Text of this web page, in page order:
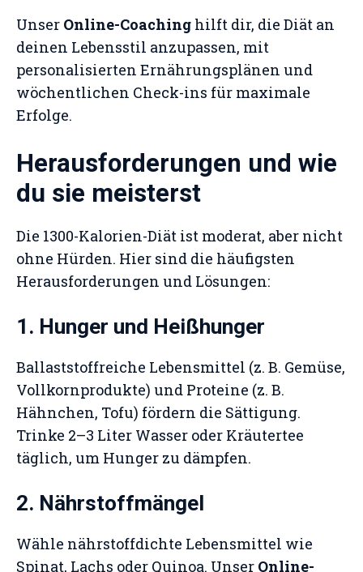
Unser Online-Coaching hilft dir, die Diät an
deinen Lebensstil anzupassen, mit
personalisierten Ernährungsplänen und
wöchentlichen Check-ins für maximale
Erfolge.
Herausforderungen und wie
du sie meisterst
Die 1300-Kalorien-Diät ist moderat, aber nicht
ohne Hürden. Hier sind die häufigsten
Herausforderungen und Lösungen:
1. Hunger und Heißhunger
Ballaststoffreiche Lebensmittel (z. B. Gemüse,
Vollkornprodukte) und Proteine (z. B.
Hähnchen, Tofu) fördern die Sättigung.
Trinke 2–3 Liter Wasser oder Kräutertee
täglich, um Hunger zu dämpfen.
2. Nährstoffmängel
Wähle nährstoffdichte Lebensmittel wie
Spinat, Lachs oder Quinoa. Unser Online-